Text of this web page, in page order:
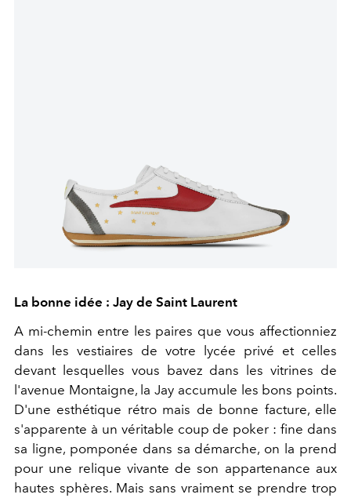
La bonne idée : Jay de Saint Laurent
A mi-chemin entre les paires que vous affectionniez
dans les vestiaires de votre lycée privé et celles
devant lesquelles vous bavez dans les vitrines de
l'avenue Montaigne, la Jay accumule les bons points.
D'une esthétique rétro mais de bonne facture, elle
s'apparente à un véritable coup de poker : fine dans
sa ligne, pomponée dans sa démarche, on la prend
pour une relique vivante de son appartenance aux
hautes sphères. Mais sans vraiment se prendre trop